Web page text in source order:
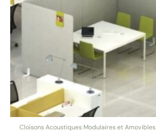
Cloisons Acoustiques Modulaires et Amovibles